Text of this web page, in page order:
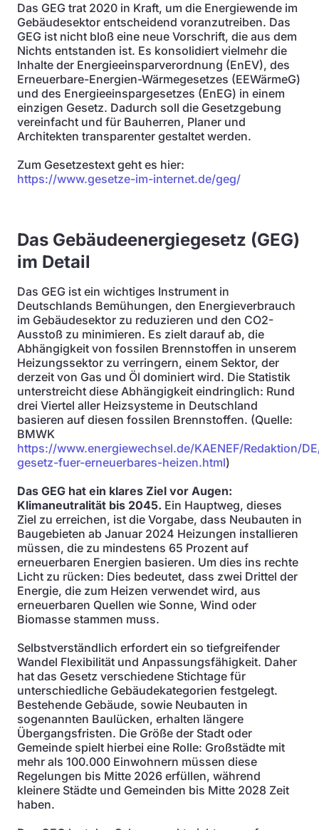
Das GEG trat 2020 in Kraft, um die Energiewende im
Gebäudesektor entscheidend voranzutreiben. Das
GEG ist nicht bloß eine neue Vorschrift, die aus dem
Nichts entstanden ist. Es konsolidiert vielmehr die
Inhalte der Energieeinsparverordnung (EnEV), des
Erneuerbare-Energien-Wärmegesetzes (EEWärmeG)
und des Energieeinspargesetzes (EnEG) in einem
einzigen Gesetz. Dadurch soll die Gesetzgebung
vereinfacht und für Bauherren, Planer und
Architekten transparenter gestaltet werden.
Zum Gesetzestext geht es hier:
https://www.gesetze-im-internet.de/geg/
Das Gebäudeenergiegesetz (GEG)
im Detail
Das GEG ist ein wichtiges Instrument in
Deutschlands Bemühungen, den Energieverbrauch
im Gebäudesektor zu reduzieren und den CO2-
Ausstoß zu minimieren. Es zielt darauf ab, die
Abhängigkeit von fossilen Brennstoffen in unserem
Heizungssektor zu verringern, einem Sektor, der
derzeit von Gas und Öl dominiert wird. Die Statistik
unterstreicht diese Abhängigkeit eindringlich: Rund
drei Viertel aller Heizsysteme in Deutschland
basieren auf diesen fossilen Brennstoffen. (Quelle:
BMWK
https://www.energiewechsel.de/KAENEF/Redaktion/
gesetz-fuer-erneuerbares-heizen.html)
Das GEG hat ein klares Ziel vor Augen:
Klimaneutralität bis 2045. Ein Hauptweg, dieses
Ziel zu erreichen, ist die Vorgabe, dass Neubauten in
Baugebieten ab Januar 2024 Heizungen installieren
müssen, die zu mindestens 65 Prozent auf
erneuerbaren Energien basieren. Um dies ins rechte
Licht zu rücken: Dies bedeutet, dass zwei Drittel der
Energie, die zum Heizen verwendet wird, aus
erneuerbaren Quellen wie Sonne, Wind oder
Biomasse stammen muss.
Selbstverständlich erfordert ein so tiefgreifender
Wandel Flexibilität und Anpassungsfähigkeit. Daher
hat das Gesetz verschiedene Stichtage für
unterschiedliche Gebäudekategorien festgelegt.
Bestehende Gebäude, sowie Neubauten in
sogenannten Baulücken, erhalten längere
Übergangsfristen. Die Größe der Stadt oder
Gemeinde spielt hierbei eine Rolle: Großstädte mit
mehr als 100.000 Einwohnern müssen diese
Regelungen bis Mitte 2026 erfüllen, während
kleinere Städte und Gemeinden bis Mitte 2028 Zeit
haben.